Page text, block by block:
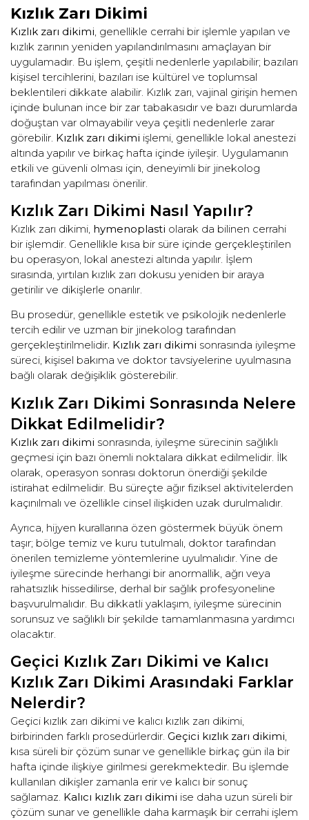
Kızlık Zarı Dikimi
Kızlık zarı dikimi , genellikle cerrahi bir işlemle yapılan ve
kızlık zarının yeniden yapılandırılmasını amaçlayan bir
uygulamadır. Bu işlem, çeşitli nedenlerle yapılabilir; bazıları
kişisel tercihlerini, bazıları ise kültürel ve toplumsal
beklentileri dikkate alabilir. Kızlık zarı, vajinal girişin hemen
içinde bulunan ince bir zar tabakasıdır ve bazı durumlarda
doğuştan var olmayabilir veya çeşitli nedenlerle zarar
görebilir. Kızlık zarı dikimi işlemi, genellikle lokal anestezi
altında yapılır ve birkaç hafta içinde iyileşir. Uygulamanın
etkili ve güvenli olması için, deneyimli bir jinekolog
tarafından yapılması önerilir.
Kızlık Zarı Dikimi Nasıl Yapılır?
Kızlık zarı dikimi, hymenoplasti olarak da bilinen cerrahi
bir işlemdir. Genellikle kısa bir süre içinde gerçekleştirilen
bu operasyon, lokal anestezi altında yapılır. İşlem
sırasında, yırtılan kızlık zarı dokusu yeniden bir araya
getirilir ve dikişlerle onarılır.
Bu prosedür, genellikle estetik ve psikolojik nedenlerle
tercih edilir ve uzman bir jinekolog tarafından
gerçekleştirilmelidir. Kızlık zarı dikimi sonrasında iyileşme
süreci, kişisel bakıma ve doktor tavsiyelerine uyulmasına
bağlı olarak değişiklik gösterebilir.
Kızlık Zarı Dikimi Sonrasında Nelere
Dikkat Edilmelidir?
Kızlık zarı dikimi sonrasında, iyileşme sürecinin sağlıklı
geçmesi için bazı önemli noktalara dikkat edilmelidir. İlk
olarak, operasyon sonrası doktorun önerdiği şekilde
istirahat edilmelidir. Bu süreçte ağır fiziksel aktivitelerden
kaçınılmalı ve özellikle cinsel ilişkiden uzak durulmalıdır.
Ayrıca, hijyen kurallarına özen göstermek büyük önem
taşır; bölge temiz ve kuru tutulmalı, doktor tarafından
önerilen temizleme yöntemlerine uyulmalıdır. Yine de
iyileşme sürecinde herhangi bir anormallik, ağrı veya
rahatsızlık hissedilirse, derhal bir sağlık profesyoneline
başvurulmalıdır. Bu dikkatli yaklaşım, iyileşme sürecinin
sorunsuz ve sağlıklı bir şekilde tamamlanmasına yardımcı
olacaktır.
Geçici Kızlık Zarı Dikimi ve Kalıcı
Kızlık Zarı Dikimi Arasındaki Farklar
Nelerdir?
Geçici kızlık zarı dikimi ve kalıcı kızlık zarı dikimi,
birbirinden farklı prosedürlerdir. Geçici kızlık zarı dikimi,
kısa süreli bir çözüm sunar ve genellikle birkaç gün ila bir
hafta içinde ilişkiye girilmesi gerekmektedir. Bu işlemde
kullanılan dikişler zamanla erir ve kalıcı bir sonuç
sağlamaz. Kalıcı kızlık zarı dikimi ise daha uzun süreli bir
çözüm sunar ve genellikle daha karmaşık bir cerrahi işlem